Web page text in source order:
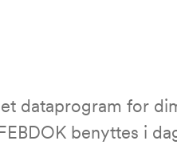
dataprogram for
benyttes i